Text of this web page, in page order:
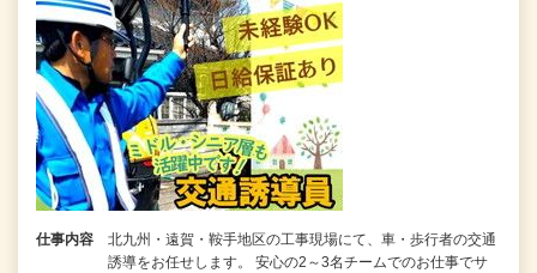
仕事内容
北九州・遠賀・鞍手地区の工事現場にて、車・歩行者の交通
誘導をお任せします。 安心の2～3名チームでのお仕事でサ